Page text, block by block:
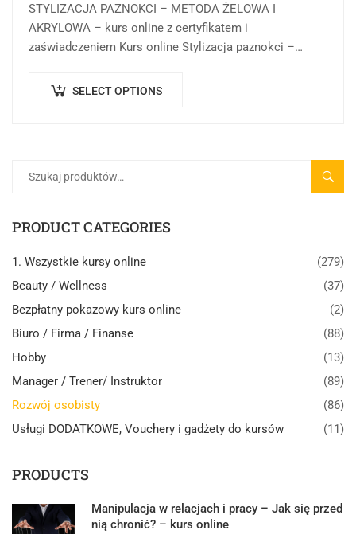
STYLIZACJA PAZNOKCI – METODA ŻELOWA I
AKRYLOWA – kurs online z certyfikatem i
zaświadczeniem Kurs online Stylizacja paznokci –
to forma…SELECT OPTIONS
PRODUCT CATEGORIES
1. Wszystkie kursy online
(279)
Beauty / Wellness
(37)
Bezpłatny pokazowy kurs online
(2)
Biuro / Firma / Finanse
(88)
Hobby
(13)
Manager / Trener/ Instruktor
(89)
Rozwój osobisty
(86)
Usługi DODATKOWE, Vouchery i gadżety do kursów
(11)
PRODUCTS
Manipulacja w relacjach i pracy – Jak się przed
nią chronić? – kurs online